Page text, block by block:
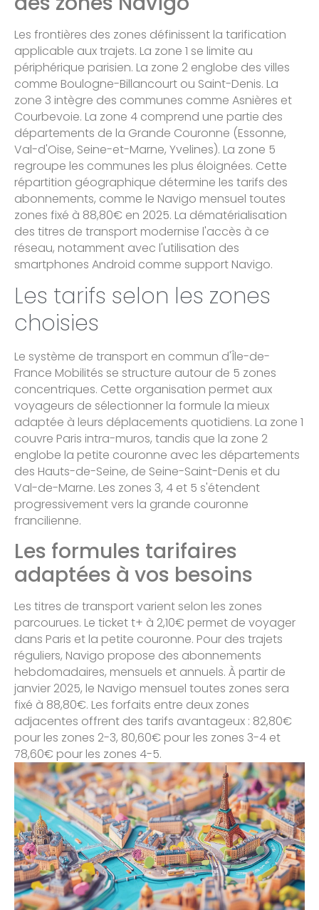
Les frontières des zones définissent la tarification
applicable aux trajets. La zone 1 se limite au
périphérique parisien. La zone 2 englobe des villes
comme Boulogne-Billancourt ou Saint-Denis. La
zone 3 intègre des communes comme Asnières et
Courbevoie. La zone 4 comprend une partie des
départements de la Grande Couronne (Essonne,
Val-d'Oise, Seine-et-Marne, Yvelines). La zone 5
regroupe les communes les plus éloignées. Cette
répartition géographique détermine les tarifs des
abonnements, comme le Navigo mensuel toutes
zones fixé à 88,80€ en 2025. La dématérialisation
des titres de transport modernise l'accès à ce
réseau, notamment avec l'utilisation des
smartphones Android comme support Navigo.
Les tarifs selon les zones
choisies
Le système de transport en commun d'Île-de-
France Mobilités se structure autour de 5 zones
concentriques. Cette organisation permet aux
voyageurs de sélectionner la formule la mieux
adaptée à leurs déplacements quotidiens. La zone 1
couvre Paris intra-muros, tandis que la zone 2
englobe la petite couronne avec les départements
des Hauts-de-Seine, de Seine-Saint-Denis et du
Val-de-Marne. Les zones 3, 4 et 5 s'étendent
progressivement vers la grande couronne
francilienne.
Les formules tarifaires
adaptées à vos besoins
Les titres de transport varient selon les zones
parcourues. Le ticket t+ à 2,10€ permet de voyager
dans Paris et la petite couronne. Pour des trajets
réguliers, Navigo propose des abonnements
hebdomadaires, mensuels et annuels. À partir de
janvier 2025, le Navigo mensuel toutes zones sera
fixé à 88,80€. Les forfaits entre deux zones
adjacentes offrent des tarifs avantageux : 82,80€
pour les zones 2-3, 80,60€ pour les zones 3-4 et
78,60€ pour les zones 4-5.